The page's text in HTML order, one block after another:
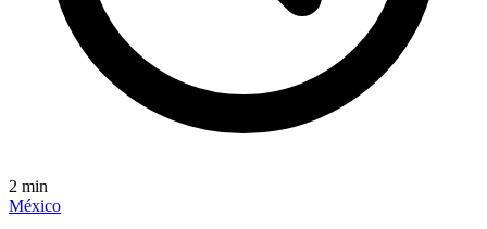
2 min
México